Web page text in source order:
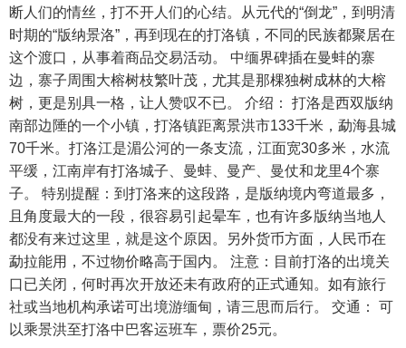
断人们的情丝，打不开人们的心结。从元代的“倒龙”，到明清
时期的“版纳景洛”，再到现在的打洛镇，不同的民族都聚居在
这个渡口，从事着商品交易活动。 中缅界碑插在曼蚌的寨
边，寨子周围大榕树枝繁叶茂，尤其是那棵独树成林的大榕
树，更是别具一格，让人赞叹不已。 介绍： 打洛是西双版纳
南部边陲的一个小镇，打洛镇距离景洪市133千米，勐海县城
70千米。打洛江是湄公河的一条支流，江面宽30多米，水流
平缓，江南岸有打洛城子、曼蚌、曼产、曼仗和龙里4个寨
子。 特别提醒：到打洛来的这段路，是版纳境内弯道最多，
且角度最大的一段，很容易引起晕车，也有许多版纳当地人
都没有来过这里，就是这个原因。另外货币方面，人民币在
勐拉能用，不过物价略高于国内。 注意：目前打洛的出境关
口已关闭，何时再次开放还未有政府的正式通知。如有旅行
社或当地机构承诺可出境游缅甸，请三思而后行。 交通： 可
以乘景洪至打洛中巴客运班车，票价25元。